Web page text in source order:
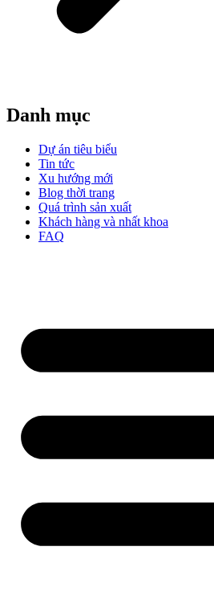
Danh mục
Dự án tiêu biểu
Tin tức
Xu hướng mới
Blog thời trang
Quá trình sản xuất
Khách hàng và nhất khoa
FAQ